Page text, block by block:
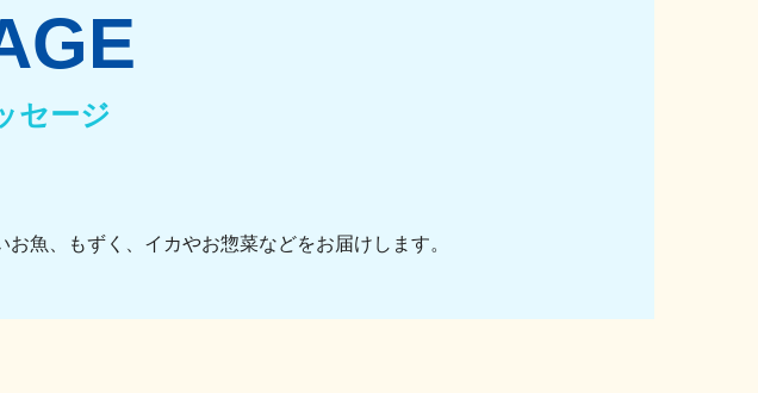
セージ
魚、もずく、イカやお惣菜などをお届けします。